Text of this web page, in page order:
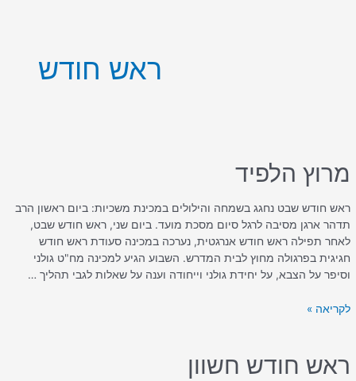
ראש חודש
מרוץ הלפיד
ראש חודש שבט נחגג בשמחה והילולים במכינת משכיות: ביום ראשון הרב
תדהר ארגן מסיבה לרגל סיום מסכת מועד. ביום שני, ראש חודש שבט,
לאחר תפילה ראש חודש אנרגטית, נערכה במכינה סעודת ראש חודש
חגיגית בפרגולה מחוץ לבית המדרש. השבוע הגיע למכינה מח"ט גולני
וסיפר על הצבא, על יחידת גולני וייחודה וענה על שאלות לגבי תהליך …
לקריאה »
ראש חודש חשוון